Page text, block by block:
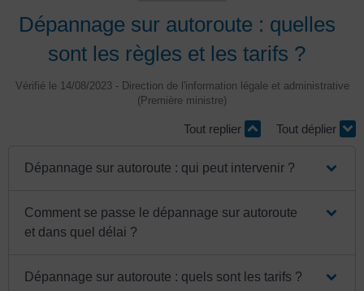
Dépannage sur autoroute : quelles
sont les règles et les tarifs ?
Vérifié le 14/08/2023 - Direction de l'information légale et administrative
(Première ministre)
Tout replier Tout déplier
Dépannage sur autoroute : qui peut intervenir ?
Comment se passe le dépannage sur autoroute
et dans quel délai ?
Dépannage sur autoroute : quels sont les tarifs ?